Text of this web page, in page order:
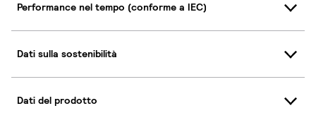
Performance nel tempo (conforme a IEC)
Dati sulla sostenibilità
Dati del prodotto